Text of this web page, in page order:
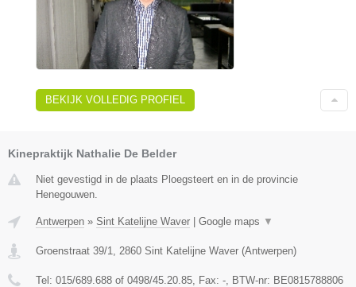
BEKIJK VOLLEDIG PROFIEL
Kinepraktijk Nathalie De Belder
Niet gevestigd in de plaats Ploegsteert en in de provincie
Henegouwen.
Antwerpen » Sint Katelijne Waver | Google maps ▼
Groenstraat 39/1 2860 Sint Katelijne Waver (Antwerpen)
Tel: 015/689.688 of 0498/45.20.85 , Fax: - , BTW-nr: BE0815788806